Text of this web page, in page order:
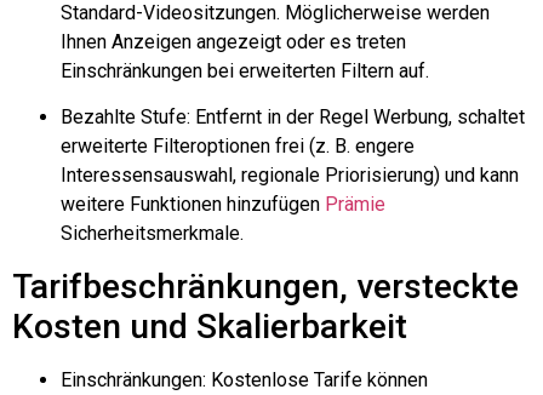
Standard-Videositzungen. Möglicherweise werden
Ihnen Anzeigen angezeigt oder es treten
Einschränkungen bei erweiterten Filtern auf.
Bezahlte Stufe: Entfernt in der Regel Werbung, schaltet
erweiterte Filteroptionen frei (z. B. engere
Interessensauswahl, regionale Priorisierung) und kann
weitere Funktionen hinzufügen Prämie
Sicherheitsmerkmale.
Tarifbeschränkungen, versteckte
Kosten und Skalierbarkeit
Einschränkungen: Kostenlose Tarife können